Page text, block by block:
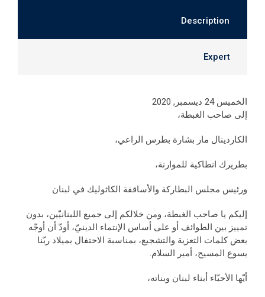
Description
Expert
الخميس 24 ديسمبر, 2020
إلى صاحب الغبطة،
الكاردينال مار بشارة بطرس الراعي،
بطريرك انطاكية للموارنة،
ورئيس مجلس البطاركة والأساقفة الكاثوليك في لبنان
إليكم يا صاحب الغبطة، ومن خلالكم إلى جميع اللبنانيّين، بدون
تمييز بين الطوائف أو على أساس الإنتماء الدينيّ، أودّ أن أوجّه
بعض كلمات التعزية والتشجيع، بمناسبة الاحتفال بميلاد ربّنا
يسوع المسيح، أمير السلام.
أيّها الأحبّاء أبناء لبنان وبناته،